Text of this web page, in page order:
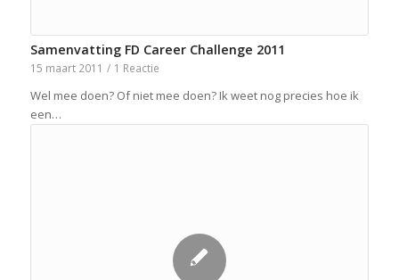
Samenvatting FD Career Challenge 2011
15 maart 2011 / 1 Reactie
Wel mee doen? Of niet mee doen? Ik weet nog precies hoe ik
een…